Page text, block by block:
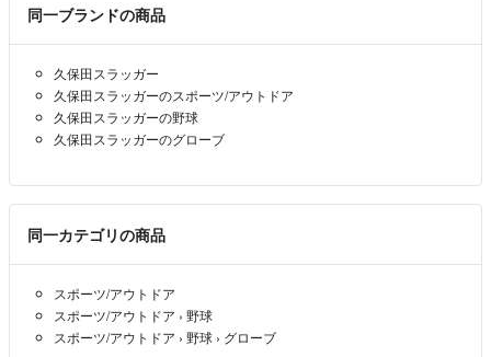
同一ブランドの商品
久保田スラッガー
久保田スラッガーのスポーツ/アウトドア
久保田スラッガーの野球
久保田スラッガーのグローブ
同一カテゴリの商品
スポーツ/アウトドア
スポーツ/アウトドア › 野球
スポーツ/アウトドア › 野球 › グローブ